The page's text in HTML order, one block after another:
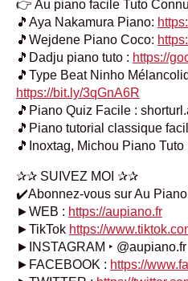
👉 Au piano facile Tuto
🎵Aya Nakamura Piano:
🎵Wejdene Piano Coco:
🎵Dadju piano tuto : https://
🎵Type Beat Ninho
https://bit.ly/3qGnA6R
🎵Piano Quiz Facile :
🎵Piano tutorial classique
🎵Inoxtag, Michou Piano
✰✰ SUIVEZ MOI ✰✰
✔️Abonnez-vous sur Au
►WEB : https://aupiano.fr
►TikTok https://
►INSTAGRAM ‣ @aupiano.fr
►FACEBOOK : https://